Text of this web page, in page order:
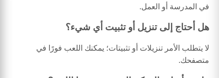
في المدرسة أو العمل.
هل أحتاج إلى تنزيل أو تثبيت أي شيء؟
لا يتطلب الأمر تنزيلات أو تثبيتات؛ يمكنك اللعب فورًا في
متصفحك.